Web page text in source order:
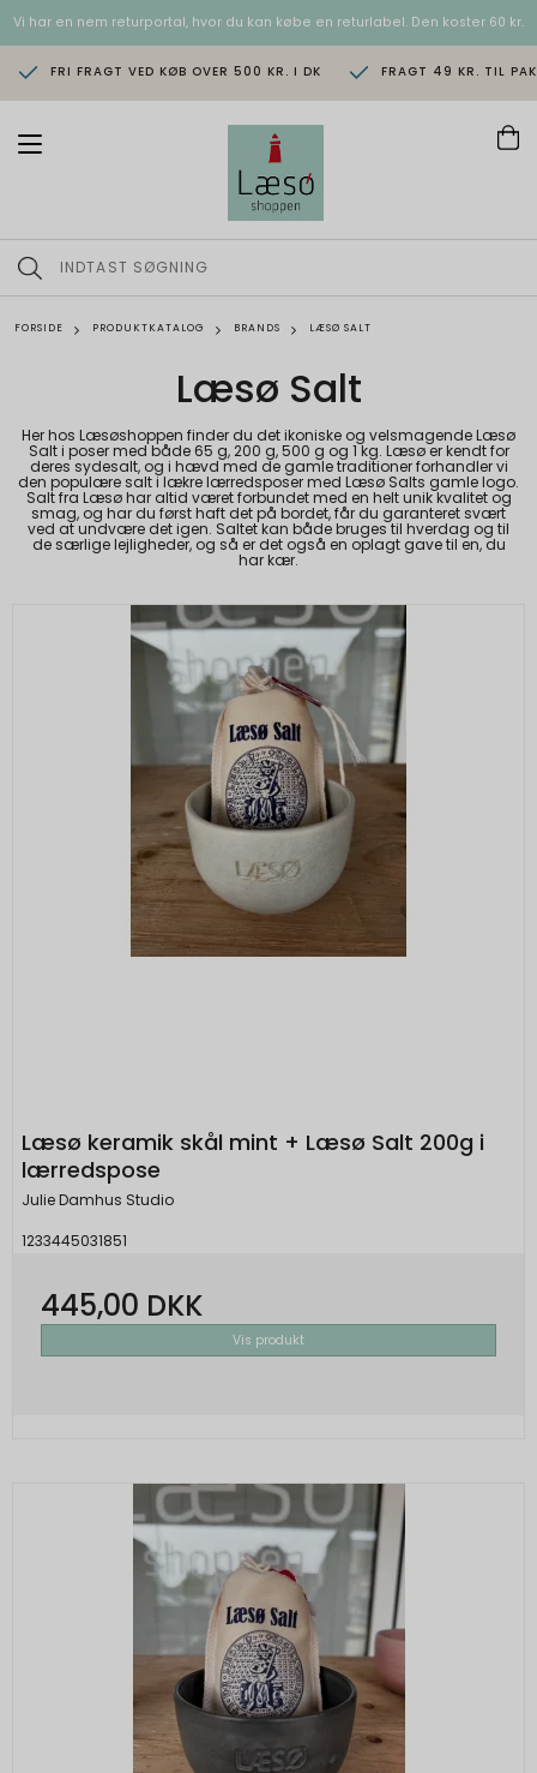
Vi har en nem returportal, hvor du kan købe en returlabel. Den koster 60 kr.
FRI FRAGT VED KØB OVER 500 KR. I DK FRAGT 49 KR. TIL
T
n
a
i
o
n
FORSIDE PRODUKTKATALOG BRANDS LÆSØ SALT
Læsø Salt
Her hos Læsøshoppen finder du det ikoniske og velsmagende Læsø
Salt i poser med både 65 g, 200 g, 500 g og 1 kg. Læsø er kendt for
deres sydesalt, og i hævd med de gamle traditioner forhandler vi
den populære salt i lækre lærredsposer med Læsø Salts gamle logo.
Salt fra Læsø har altid været forbundet med en helt unik kvalitet og
smag, og har du først haft det på bordet, får du garanteret svært
ved at undvære det igen. Saltet kan både bruges til hverdag og til
de særlige lejligheder, og så er det også en oplagt gave til en, du
har kær.
Læsø keramik skål mint + Læsø Salt 200g i
lærredspose
Julie Damhus Studio
1233445031851
445,00 DKK
Vis produkt